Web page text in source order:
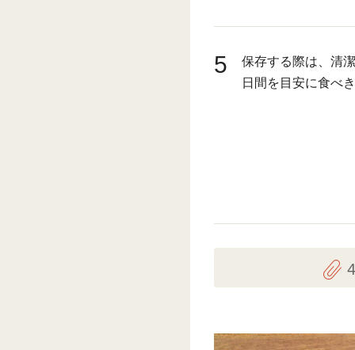
5
保存する際は、清
日間を目安に食べ